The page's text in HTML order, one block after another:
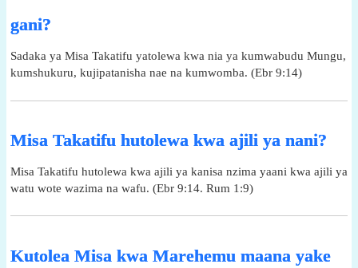
gani?
Sadaka ya Misa Takatifu yatolewa kwa nia ya kumwabudu Mungu,
kumshukuru, kujipatanisha nae na kumwomba. (Ebr 9:14)
Misa Takatifu hutolewa kwa ajili ya nani?
Misa Takatifu hutolewa kwa ajili ya kanisa nzima yaani kwa ajili ya
watu wote wazima na wafu. (Ebr 9:14. Rum 1:9)
Kutolea Misa kwa Marehemu maana yake